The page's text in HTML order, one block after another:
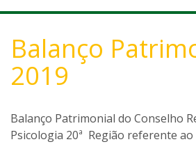
Balanço
2019
Balanço Patrimonial do Conselho
Psicologia 20ª Região referente ao